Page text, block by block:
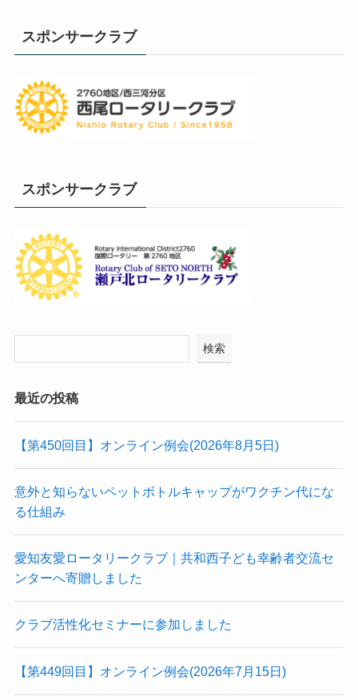
スポンサークラブ
スポンサークラブ
検索
最近の投稿
【第450回目】オンライン例会(2026年8月5日)
意外と知らないペットボトルキャップがワクチン代にな
る仕組み
愛知友愛ロータリークラブ｜共和西子ども幸齢者交流セ
ンターへ寄贈しました
クラブ活性化セミナーに参加しました
【第449回目】オンライン例会(2026年7月15日)